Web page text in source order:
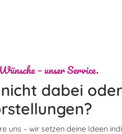
– unser Service.
dabei
uns – wir setzen deine Ideen